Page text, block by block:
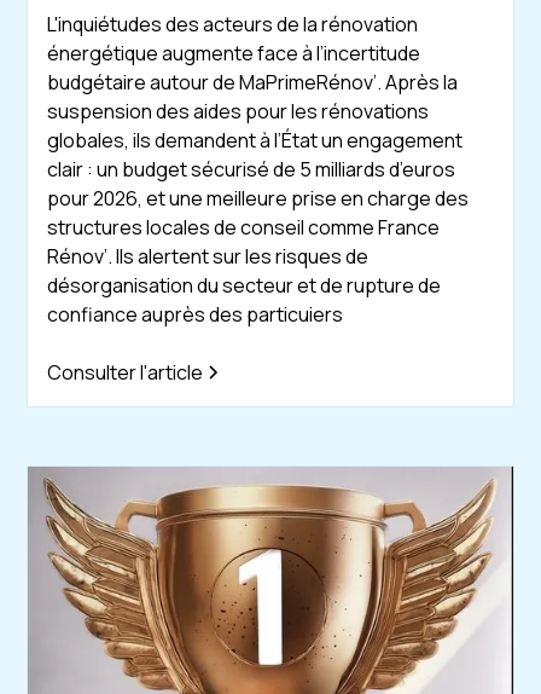
L'inquiétudes des acteurs de la rénovation
énergétique augmente face à l’incertitude
budgétaire autour de MaPrimeRénov’. Après la
suspension des aides pour les rénovations
globales, ils demandent à l’État un engagement
clair : un budget sécurisé de 5 milliards d’euros
pour 2026, et une meilleure prise en charge des
structures locales de conseil comme France
Rénov’. Ils alertent sur les risques de
désorganisation du secteur et de rupture de
confiance auprès des particuiers
Consulter l'article